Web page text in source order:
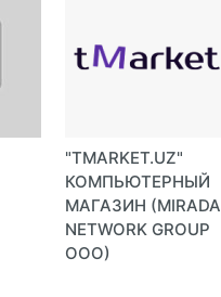
"TMARKET.UZ"
КОМПЬЮТЕРНЫЙ
МАГАЗИН (MIRADA
NETWORK GROUP
ООО)